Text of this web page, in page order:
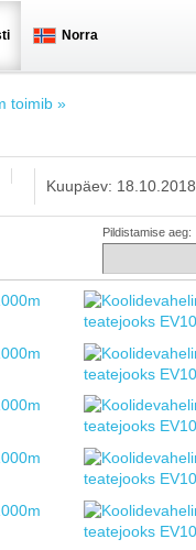
Norra
toimib »
Kuupäev: 18.10.2018
Pildistamise aeg: